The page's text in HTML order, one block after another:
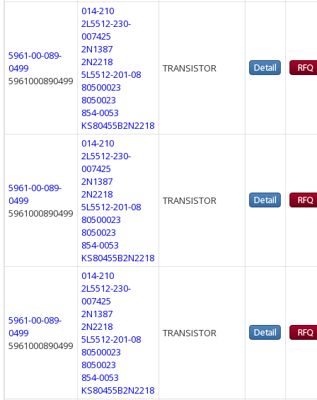
5961-00-089-
0499
5961000890499
014-210
2L5512-230-
007425
2N1387
2N2218
5L5512-201-08
80500023
8050023
854-0053
KS80455B2N2218
TRANSISTOR
5961-00-089-
0499
5961000890499
014-210
2L5512-230-
007425
2N1387
2N2218
5L5512-201-08
80500023
8050023
854-0053
KS80455B2N2218
TRANSISTOR
5961-00-089-
0499
5961000890499
014-210
2L5512-230-
007425
2N1387
2N2218
5L5512-201-08
80500023
8050023
854-0053
KS80455B2N2218
TRANSISTOR